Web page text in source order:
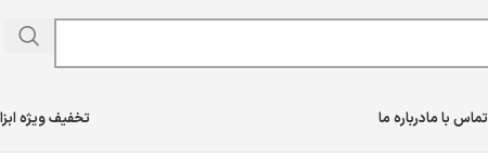
تماس با مادرباره ما تخفیف ویژه